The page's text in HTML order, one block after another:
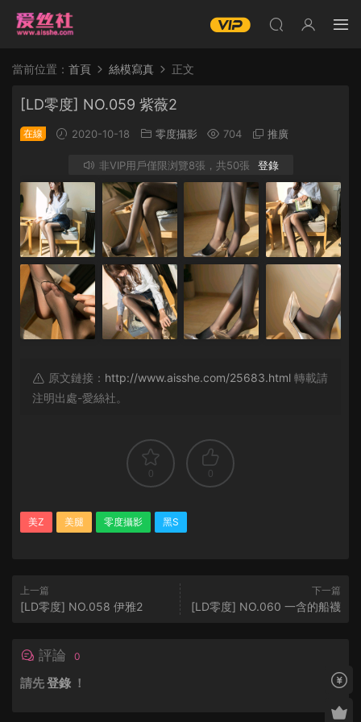
當前位置： 首頁 絲模寫真 正文
[LD零度] NO.059 紫薇2
在線 2020-10-18 零度攝影 704 推廣
非VIP用戶僅限浏覽8張，共50張 登錄
原文鏈接： http://www.aisshe.com/25683.html 轉載請
注明出處-愛絲社。
0 0
美Z 美腿 零度攝影 黑S
上一篇
[LD零度] NO.058 伊雅2
下一篇
[LD零度] NO.060 一含的船襪
評論 0
請先登錄 ！